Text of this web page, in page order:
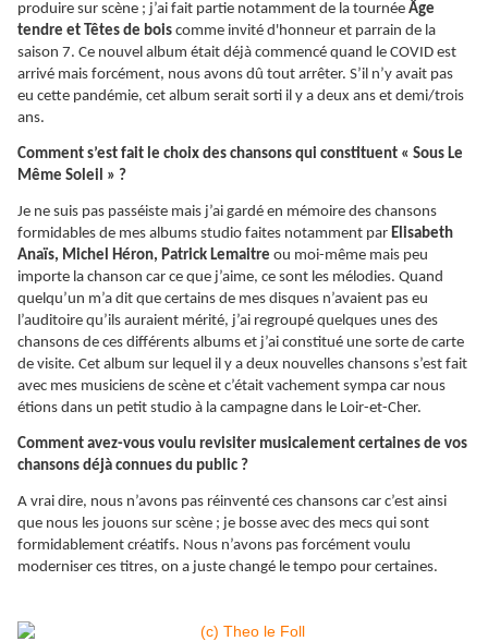
produire sur scène ; j’ai fait partie notamment de la tournée Âge
tendre et Têtes de bois comme invité d'honneur et parrain de la
saison 7. Ce nouvel album était déjà commencé quand le COVID est
arrivé mais forcément, nous avons dû tout arrêter. S’il n’y avait pas
eu cette pandémie, cet album serait sorti il y a deux ans et demi/trois
ans.
Comment s’est fait le choix des chansons qui constituent « Sous Le
Même Soleil » ?
Je ne suis pas passéiste mais j’ai gardé en mémoire des chansons
formidables de mes albums studio faites notamment par Elisabeth
Anaïs, Michel Héron, Patrick Lemaitre ou moi-même mais peu
importe la chanson car ce que j’aime, ce sont les mélodies. Quand
quelqu’un m’a dit que certains de mes disques n’avaient pas eu
l’auditoire qu’ils auraient mérité, j’ai regroupé quelques unes des
chansons de ces différents albums et j’ai constitué une sorte de carte
de visite. Cet album sur lequel il y a deux nouvelles chansons s’est fait
avec mes musiciens de scène et c’était vachement sympa car nous
étions dans un petit studio à la campagne dans le Loir-et-Cher.
Comment avez-vous voulu revisiter musicalement certaines de vos
chansons déjà connues du public ?
A vrai dire, nous n’avons pas réinventé ces chansons car c’est ainsi
que nous les jouons sur scène ; je bosse avec des mecs qui sont
formidablement créatifs. Nous n’avons pas forcément voulu
moderniser ces titres, on a juste changé le tempo pour certaines.